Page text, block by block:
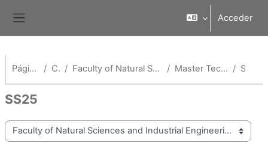
Acceder
Página Principal Cursos Faculty of Natural Sciences and Industrial Engineering Master Technologiemanagement
SS25
Categorías